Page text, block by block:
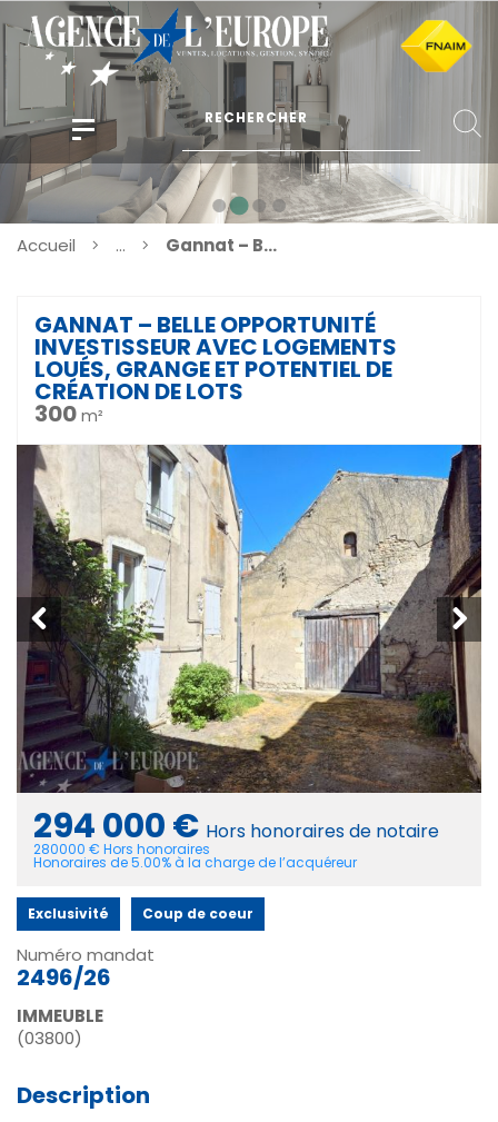
Accueil ... Gannat – Belle opportunité investisseur avec logements loués, grange et potentiel de création de lots
GANNAT – BELLE OPPORTUNITÉ
INVESTISSEUR AVEC LOGEMENTS
LOUÉS, GRANGE ET POTENTIEL DE
CRÉATION DE LOTS
300 m²
294 000 € Hors honoraires de notaire
280000 € Hors honoraires
Honoraires de 5.00% à la charge de l’acquéreur
Exclusivité Coup de coeur
Numéro mandat
2496/26
IMMEUBLE
(03800)
Description